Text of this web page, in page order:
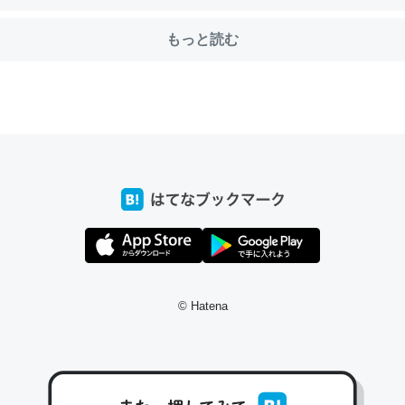
う。/早速夕食に作った！本当にスナップえんどうが止まらなくなった…
もっと読む
© Hatena